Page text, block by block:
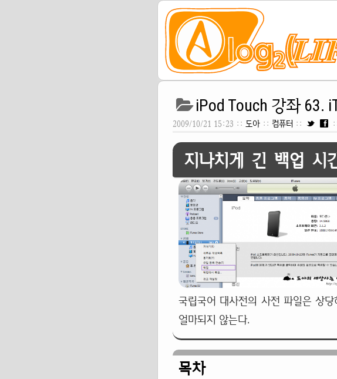
iPod Touch 강좌 63.
2009/10/21 15:23 :: 도아 :: 컴퓨터 ::
지나치게 긴 백업 시
국립국어 대사전의 사전 파일은 상
얼마되지 않는다.
목차